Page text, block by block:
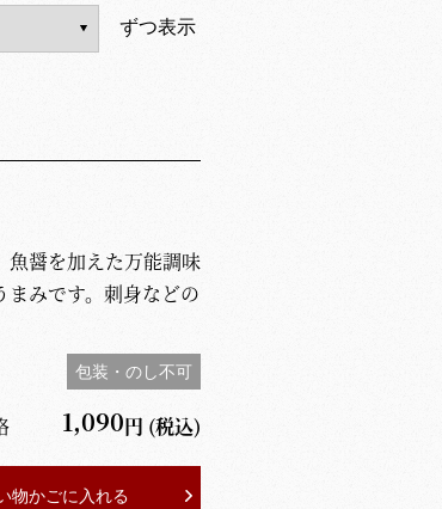
ずつ表示
魚醤を加えた万能調味
みです。刺身などの
包装・のし不可
1,090円 (税込)
物かごに入れる